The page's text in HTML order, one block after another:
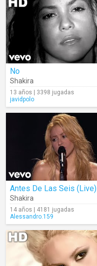
No
Shakira
13 años | 3398 jugadas
javidpolo
Antes De Las Seis (Live)
Shakira
14 años | 4181 jugadas
Alessandro.159